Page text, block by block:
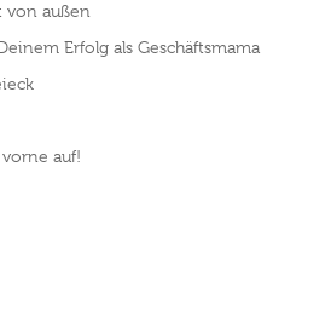
von außen
Erfolg als Geschäftsmama
auf!